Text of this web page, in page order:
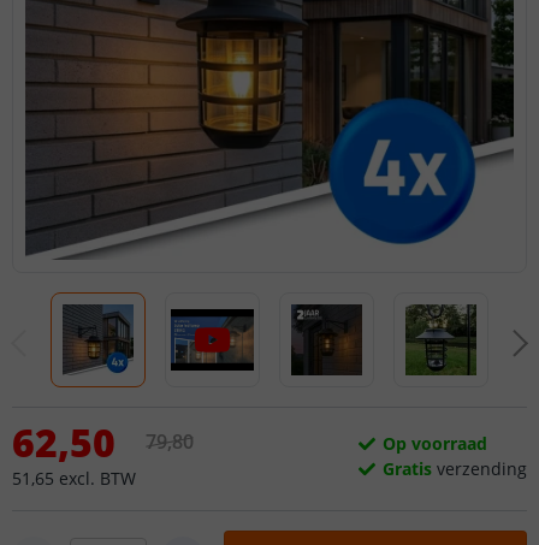
62,50
51 ,65 excl. BTW
79,80
Op voorraad
Gratis verzending